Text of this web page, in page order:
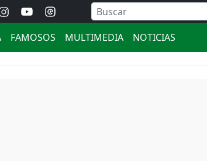
FAMOSOS MULTIMEDIA NOTICIAS